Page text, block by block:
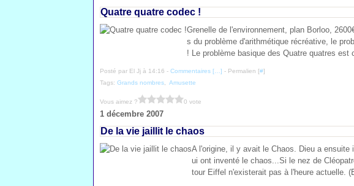
Quatre quatre codec !
Grenelle de l'environnement, plan Borloo,
s du problème d'arithmétique récréative, le
! Le problème basique des Quatre quatres est
Posté par El Jj à 14:16 - Commentaires [ ] - Permalien [#]
Tags: Grands nombres Amusette
Vous aimez ? 0 vote
1 décembre 2007
De la vie jaillit le chaos
A l'origine, il y avait le Chaos. Dieu a
ui ont inventé le chaos...Si le nez de
tour Eiffel n'existerait pas à l'heure actuelle.